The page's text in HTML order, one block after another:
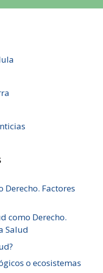
Derecho. Factores
como Derecho.
Salud
o ecosistemas